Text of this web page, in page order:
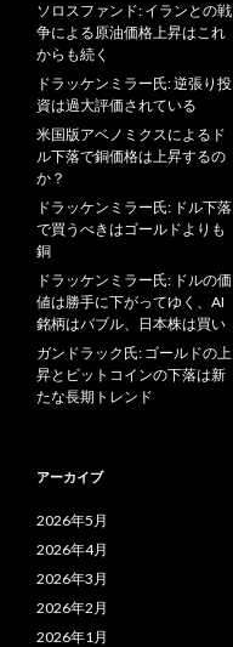
ソロスファンド: イランとの戦
争による原油価格上昇はこれ
からも続く
ドラッケンミラー氏: 逆張り投
資は過大評価されている
米国版アベノミクスによるド
ル下落で銅価格は上昇するの
か？
ドラッケンミラー氏: ドル下落
で買うべきはゴールドよりも
銅
ドラッケンミラー氏: ドルの価
値は勝手に下がってゆく、AI
銘柄はバブル、日本株は買い
ガンドラック氏: ゴールドの上
昇とビットコインの下落は新
たな長期トレンド
アーカイブ
2026年5月
2026年4月
2026年3月
2026年2月
2026年1月